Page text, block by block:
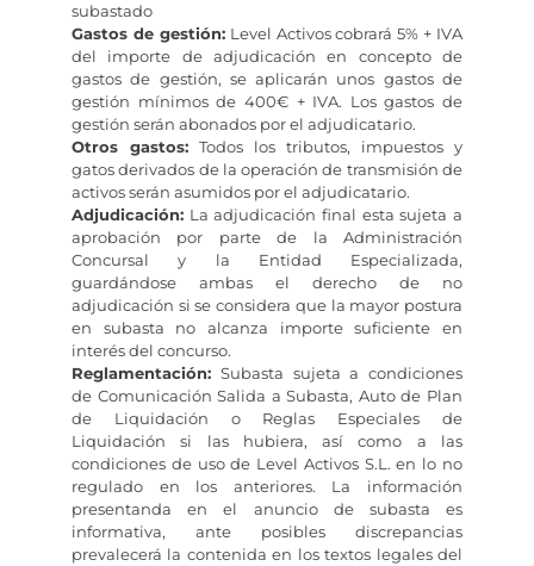
subastado
Gastos de gestión:Level Activos cobrará 5% + IVA
del importe de adjudicación en concepto de
gastos de gestión, se aplicarán unos gastos de
gestión mínimos de 400€ + IVA. Los gastos de
gestión serán abonados por el adjudicatario.
Otros gastos: Todos los tributos, impuestos y
gatos derivados de la operación de transmisión de
activos serán asumidos por el adjudicatario.
Adjudicación: La adjudicación final esta sujeta a
aprobación por parte de la Administración
Concursal y la Entidad Especializada,
guardándose ambas el derecho de no
adjudicación si se considera que la mayor postura
en subasta no alcanza importe suficiente en
interés del concurso.
Reglamentación: Subasta sujeta a condiciones
de Comunicación Salida a Subasta, Auto de Plan
de Liquidación o Reglas Especiales de
Liquidación si las hubiera, así como a las
condiciones de uso de Level Activos S.L. en lo no
regulado en los anteriores. La información
presentanda en el anuncio de subasta es
informativa, ante posibles discrepancias
prevalecerá la contenida en los textos legales del